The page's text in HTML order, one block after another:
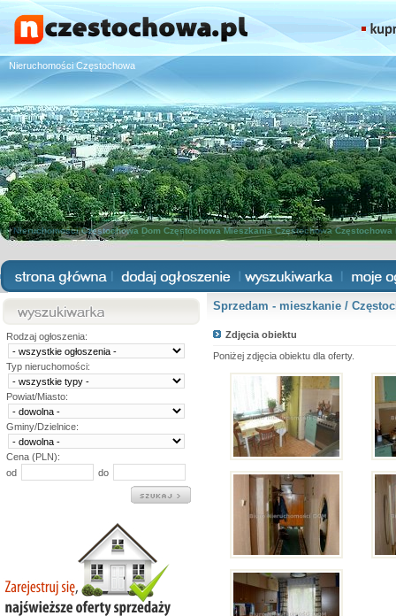
Nieruchomości Częstochowa
Nieruchomości Częstochowa Dom Częstochowa Mieszkania Częstochowa Częstochowa
Rodzaj ogłoszenia:
Typ nieruchomości:
Powiat/Miasto:
Gminy/Dzielnice:
Cena (PLN):
od
do
Sprzedam - mieszkanie /
Zdjęcia obiektu
Poniżej zdjęcia obiektu dla oferty.